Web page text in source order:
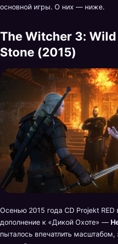
основной игры. О них — ниже.
The Witcher 3:
Stone (2015)
Осенью 2015 года CD Projekt
дополнение к «Дикой Охоте» —
пыталось впечатлить